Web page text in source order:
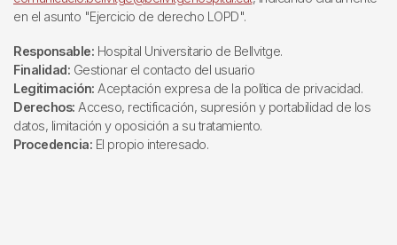
en el asunto "Ejercicio de derecho LOPD".
Responsable: Hospital Universitario de Bellvitge.
Finalidad: Gestionar el contacto del usuario
Legitimación: Aceptación expresa de la política de privacidad.
Derechos: Acceso, rectificación, supresión y portabilidad de los
datos, limitación y oposición a su tratamiento.
Procedencia: El propio interesado.